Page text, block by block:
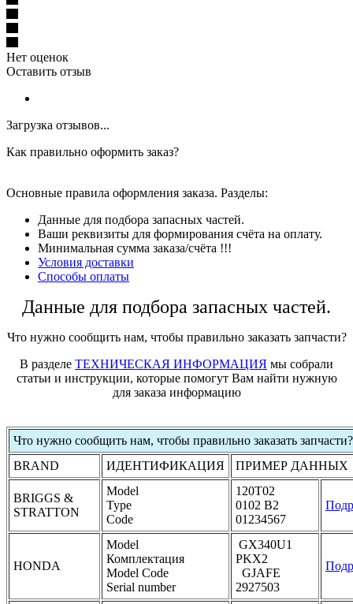
Нет оценок
Оставить отзыв
Загрузка отзывов...
Как правильно оформить заказ?
Основные правила оформления заказа. Разделы:
Данные для подбора запасных частей.
Ваши реквизиты для формирования счёта на оплату.
Минимальная сумма заказа/счёта !!!
Условия доставки
Способы оплаты
Данные для подбора запасных частей.
Что нужно сообщить нам, чтобы правильно заказать запчасти?
В разделе ТЕХНИЧЕСКАЯ ИНФОРМАЦИЯ мы собрали
статьи и инструкции, которые помогут Вам найти нужную
для заказа информацию
Что нужно сообщить нам, чтобы правильно заказать запчасти?
BRAND
ИДЕНТИФИКАЦИЯ ПРИМЕР ДАННЫХ
BRIGGS &
STRATTON
Model
Type
Code
120T02
0102 B2
01234567
HONDA
Model
Комплектация
Model Code
Serial number
GX340U1
PKX2
GJAFE
2927503